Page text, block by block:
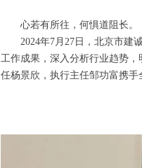
心若有所往，何惧道阻长。
2024年7月27日，北京市建
工作成果，深入分析行业趋势
任杨景欣，执行主任邹功富携手